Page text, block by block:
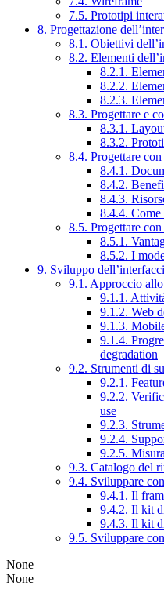
7.5. Prototipi
8. Progettazione
8.1. Obiettivi
8.2. Elementi
8.2.1.
8.2.2.
8.2.3.
8.3. Progettare e
8.3.1.
8.3.2.
8.4. Progettare
8.4.1.
8.4.2.
8.4.3.
8.4.4. Come
8.5. Progettare
8.5.1.
8.5.2. I
9. Sviluppo
9.1. Approccio
9.1.1.
9.1.2. Web
9.1.3.
9.1.4.
degradation
9.2. Strumenti di
9.2.1.
9.2.2.
use
9.2.3.
9.2.4.
9.2.5.
9.3. Catalogo del
9.4. Sviluppare
9.4.1. Il
9.4.2. Il kit
9.4.3. Il kit
9.5. Sviluppare
None
None